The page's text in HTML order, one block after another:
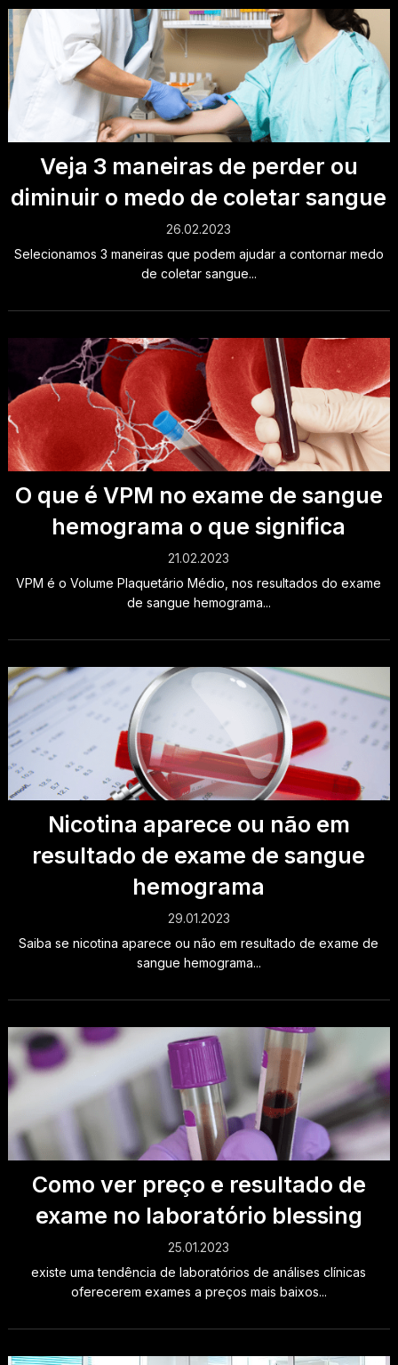
Veja 3 maneiras de perder ou
diminuir o medo de coletar sangue
26.02.2023
Selecionamos 3 maneiras que podem ajudar a contornar medo
de coletar sangue...
O que é VPM no exame de sangue
hemograma o que significa
21.02.2023
VPM é o Volume Plaquetário Médio, nos resultados do exame
de sangue hemograma...
Nicotina aparece ou não em
resultado de exame de sangue
hemograma
29.01.2023
Saiba se nicotina aparece ou não em resultado de exame de
sangue hemograma...
Como ver preço e resultado de
exame no laboratório blessing
25.01.2023
existe uma tendência de laboratórios de análises clínicas
oferecerem exames a preços mais baixos...